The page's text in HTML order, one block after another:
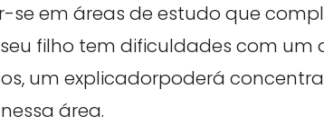
se em áreas de estudo que
seu filho tem dificuldades com
um explicadorpoderá
área.